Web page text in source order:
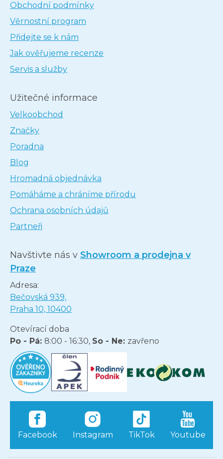
Obchodní podmínky
Věrnostní program
Přidejte se k nám
Jak ověřujeme recenze
Servis a služby
Užitečné informace
Velkoobchod
Značky
Poradna
Blog
Hromadná objednávka
Pomáháme a chráníme přírodu
Ochrana osobních údajů
Partneři
Navštivte nás v Showroom a prodejna v
Praze
Adresa:
Bečovská 939,
Praha 10, 10400
Otevírací doba
Po - Pá: 8:00 - 16:30, So - Ne: zavřeno
Facebook Instagram TikTok Youtube